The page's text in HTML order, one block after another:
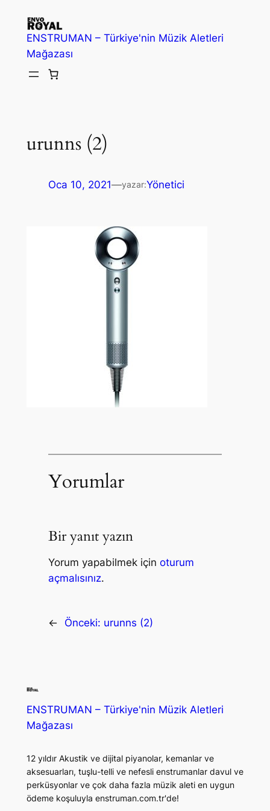
ENSTRUMAN – Türkiye'nin Müzik Aletleri
Mağazası
urunns (2)
Oca 10, 2021—yazar:Yönetici
Yorumlar
Bir yanıt yazın
Yorum yapabilmek için oturum
açmalısınız.
← Önceki: urunns (2)
ENSTRUMAN – Türkiye'nin Müzik Aletleri
Mağazası
12 yıldır Akustik ve dijital piyanolar, kemanlar ve
aksesuarları, tuşlu-telli ve nefesli enstrumanlar davul ve
perküsyonlar ve çok daha fazla müzik aleti en uygun
ödeme koşuluyla enstruman.com.tr'de!